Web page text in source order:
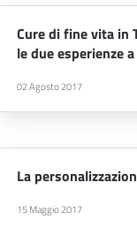
Cure di fine vita in
le due esperienze
02 Agosto 2017
La
15 Maggio 2017